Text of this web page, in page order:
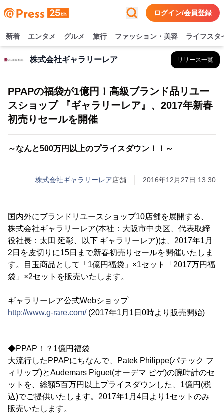
ログイン/会員登録
新着 エンタメ グルメ 旅行 ファッション・美容 ライフスタ
株式会社ギャラリーレア リリース一覧
PPAPの福袋が1億円！高級ブランド品リユー
スショップ 『ギャラリーレア』、2017年新春
初売りセールを開催
～なんと500万円以上のプライスダウン！！～
株式会社ギャラリーレア店舗 2016年12月27日 13:30
国内外にブランドリユースショップ10店舗を展開する、
株式会社ギャラリーレア(本社：大阪市中央区、代表取締
役社長：太田 延彰、以下 ギャラリーレア)は、2017年1月
2日を皮切りに15日まで新春初売りセールを開催いたしま
す。目玉商品として「1億円福袋」×1セット「2017万円福
袋」×2セットを販売いたします。
ギャラリーレア公式Webショップ
http://www.g-rare.com/(2017年1月1日0時より販売開始)
◆PPAP！？1億円福袋
大流行したPPAPにちなんで、Patek Philippe(パテック フ
ィリップ)とAudemars Piguet(オーデマ ピゲ)の腕時計のセ
ットを、総額5百万円以上プライスダウンした、1億円(税
込)でご提供いたします。2017年1月4日より1セットのみ
販売いたします。